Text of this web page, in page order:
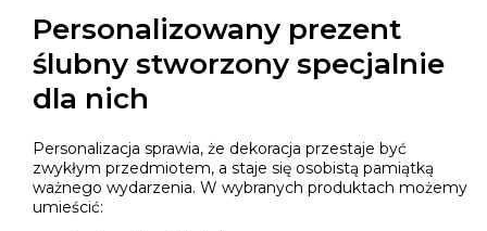
Personalizowany prezent
ślubny stworzony specjalnie
dla nich
Personalizacja sprawia, że dekoracja przestaje być
zwykłym przedmiotem, a staje się osobistą pamiątką
ważnego wydarzenia. W wybranych produktach możemy
umieścić: